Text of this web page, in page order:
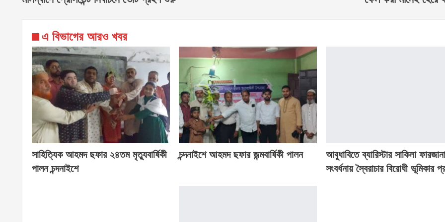
এ বিভাগের আরও খবর
সাহিত্যিক আহমদ ছফার ২৪তম মৃত্যুবার্ষিকী
পালন চন্দনাইশে
চন্দনাইশে আহমদ ছফার জন্মবার্ষিকী পালন
আবুধাবিতে ব্যারিস্টার সাকিলা
সংবর্ধনায় স্বৈরাচার বিরোধী ভূমিকার